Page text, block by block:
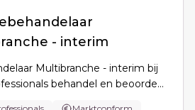
- interim
Multibranche - interim bij
behandel en beoordeel